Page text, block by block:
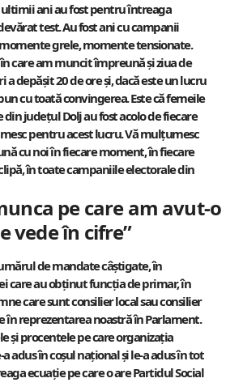
ani au fost pentru întreaga
test. Au fost ani cu campanii
grele, momente tensionate.
care am muncit împreună și ziua de
depășit 20 de ore și, dacă este un lucru
cu toată convingerea. Este că femeile
județul Dolj au fost acolo de fiecare
pentru acest lucru. Vă mulțumesc
cu noi în fiecare moment, în fiecare
în toate campaniile electorale din
pe care am avut-o
vede în cifre”
de mandate câștigate, în
care au obținut funcția de primar, în
care sunt consilier local sau consilier
în reprezentarea noastră în Parlament.
și procentele pe care organizația
adus în coșul național și le-a adus în tot
ecuație pe care o are Partidul Social